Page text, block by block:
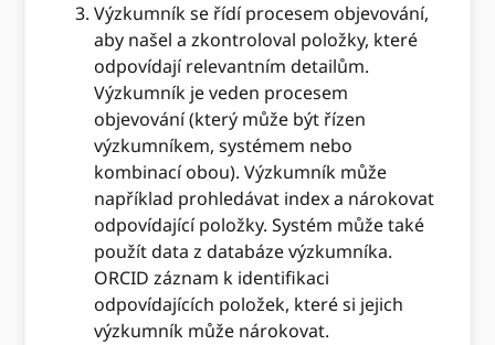
Výzkumník se řídí procesem objevování,
aby našel a zkontroloval položky, které
odpovídají relevantním detailům.
Výzkumník je veden procesem
objevování (který může být řízen
výzkumníkem, systémem nebo
kombinací obou). Výzkumník může
například prohledávat index a nárokovat
odpovídající položky. Systém může také
použít data z databáze výzkumníka.
ORCID záznam k identifikaci
odpovídajících položek, které si jejich
výzkumník může nárokovat.